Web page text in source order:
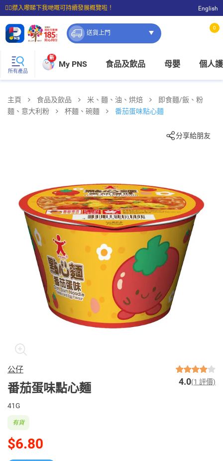
☝🏼㩒入嚟睇下我哋嘅可持續發展概覽啦！
⭐購物滿$399即享免費送貨；滿$100即可免費店取。
English
送貨上門
0
所有產品
新
My PNS 食品及飲品 母嬰 個人
主頁 食品及飲品 米、麵、油、烘焙
即食麵/飯、粉
麵、意大利粉
杯麵、碗麵 番茄蛋味點心麵
分享給朋友
公仔
番茄蛋味點心麵 4.0(1 評價)
41G
$6.80
有貨